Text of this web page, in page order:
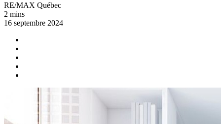
RE/MAX Québec
2 mins
16 septembre 2024